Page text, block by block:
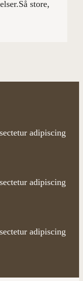
store,
adipiscing
adipiscing
adipiscing